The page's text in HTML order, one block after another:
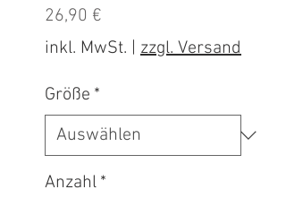
26,90 €
inkl. MwSt.
zzgl. Versand
Größe *
Anzahl *